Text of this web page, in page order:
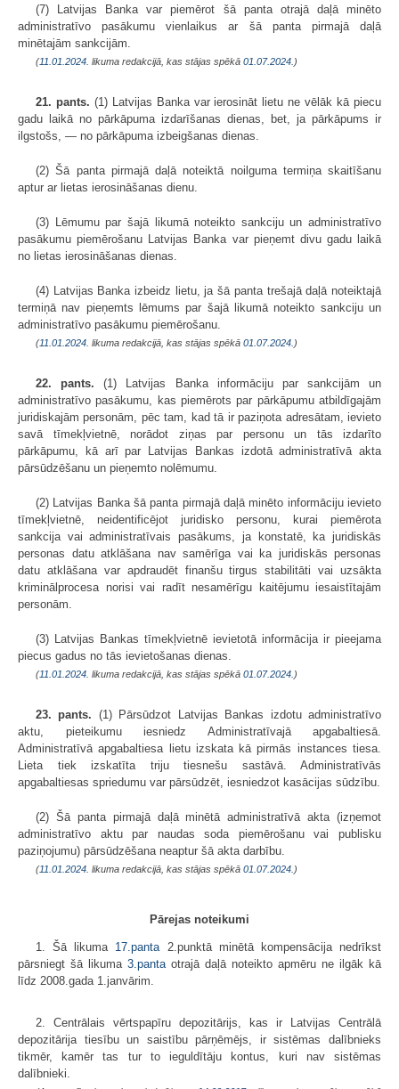
(7) Latvijas Banka var piemērot šā panta otrajā daļā minēto
administratīvo pasākumu vienlaikus ar šā panta pirmajā daļā
minētajām sankcijām.
(11.01.2024 . likuma redakcijā, kas stājas spēkā 01.07.2024. )
21. pants. (1) Latvijas Banka var ierosināt lietu ne vēlāk kā piecu
gadu laikā no pārkāpuma izdarīšanas dienas, bet, ja pārkāpums ir
ilgstošs, — no pārkāpuma izbeigšanas dienas.
(2) Šā panta pirmajā daļā noteiktā noilguma termiņa skaitīšanu
aptur ar lietas ierosināšanas dienu.
(3) Lēmumu par šajā likumā noteikto sankciju un administratīvo
pasākumu piemērošanu Latvijas Banka var pieņemt divu gadu laikā
no lietas ierosināšanas dienas.
(4) Latvijas Banka izbeidz lietu, ja šā panta trešajā daļā noteiktajā
termiņā nav pieņemts lēmums par šajā likumā noteikto sankciju un
administratīvo pasākumu piemērošanu.
(11.01.2024 . likuma redakcijā, kas stājas spēkā 01.07.2024. )
22. pants. (1) Latvijas Banka informāciju par sankcijām un
administratīvo pasākumu, kas piemērots par pārkāpumu atbildīgajām
juridiskajām personām, pēc tam, kad tā ir paziņota adresātam, ievieto
savā tīmekļvietnē, norādot ziņas par personu un tās izdarīto
pārkāpumu, kā arī par Latvijas Bankas izdotā administratīvā akta
pārsūdzēšanu un pieņemto nolēmumu.
(2) Latvijas Banka šā panta pirmajā daļā minēto informāciju ievieto
tīmekļvietnē, neidentificējot juridisko personu, kurai piemērota
sankcija vai administratīvais pasākums, ja konstatē, ka juridiskās
personas datu atklāšana nav samērīga vai ka juridiskās personas
datu atklāšana var apdraudēt finanšu tirgus stabilitāti vai uzsākta
kriminālprocesa norisi vai radīt nesamērīgu kaitējumu iesaistītajām
personām.
(3) Latvijas Bankas tīmekļvietnē ievietotā informācija ir pieejama
piecus gadus no tās ievietošanas dienas.
(11.01.2024 . likuma redakcijā, kas stājas spēkā 01.07.2024. )
23. pants. (1) Pārsūdzot Latvijas Bankas izdotu administratīvo
aktu, pieteikumu iesniedz Administratīvajā apgabaltiesā.
Administratīvā apgabaltiesa lietu izskata kā pirmās instances tiesa.
Lieta tiek izskatīta triju tiesnešu sastāvā. Administratīvās
apgabaltiesas spriedumu var pārsūdzēt, iesniedzot kasācijas sūdzību.
(2) Šā panta pirmajā daļā minētā administratīvā akta (izņemot
administratīvo aktu par naudas soda piemērošanu vai publisku
paziņojumu) pārsūdzēšana neaptur šā akta darbību.
(11.01.2024 . likuma redakcijā, kas stājas spēkā 01.07.2024. )
Pārejas noteikumi
1. Šā likuma 17.panta2.punktā minētā kompensācija nedrīkst
pārsniegt šā likuma 3.pantaotrajā daļā noteikto apmēru ne ilgāk kā
līdz 2008.gada 1.janvārim.
2. Centrālais vērtspapīru depozitārijs, kas ir Latvijas Centrālā
depozitārija tiesību un saistību pārņēmējs, ir sistēmas dalībnieks
tikmēr, kamēr tas tur to ieguldītāju kontus, kuri nav sistēmas
dalībnieki.